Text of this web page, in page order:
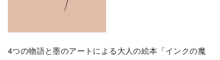
4つの物語と墨のアートによる大人の絵本「インクの魔